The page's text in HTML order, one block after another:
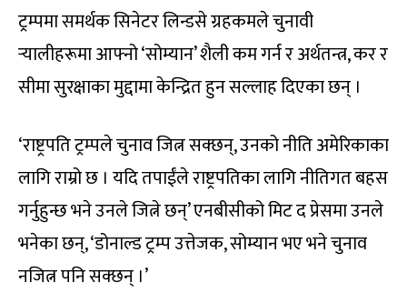
ट्रम्पमा समर्थक सिनेटर लिन्डसे ग्रहकमले चुनावी
र्‍यालीहरूमा आफ्नो ‘सोम्यान’ शैली कम गर्न र अर्थतन्त्र, कर र
सीमा सुरक्षाका मुद्दामा केन्द्रित हुन सल्लाह दिएका छन् ।
‘राष्ट्रपति ट्रम्पले चुनाव जित्न सक्छन्, उनको नीति अमेरिकाका
लागि राम्रो छ । यदि तपाईंले राष्ट्रपतिका लागि नीतिगत बहस
गर्नुहुन्छ भने उनले जित्ने छन्’ एनबीसीको मिट द प्रेसमा उनले
भनेका छन्, ‘डोनाल्ड ट्रम्प उत्तेजक, सोम्यान भए भने चुनाव
नजित्न पनि सक्छन् ।’